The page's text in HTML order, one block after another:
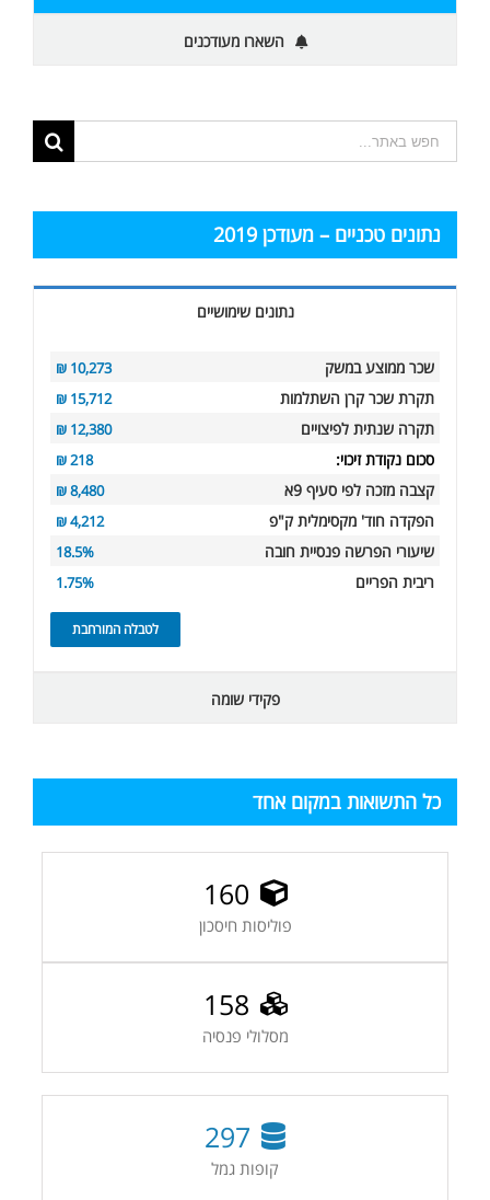
השארו מעודכנים
תוצאות
החיפוש
נתונים טכניים – מעודכן 2019
נתונים שימושיים
שכר ממוצע במשק 10,273 ₪
תקרת שכר קרן השתלמות 15,712 ₪
תקרה שנתית לפיצויים 12,380 ₪
סכום נקודת זיכוי: 218 ₪
קצבה מזכה לפי סעיף 9א 8,480 ₪
הפקדה חוד' מקסימלית ק"פ 4,212 ₪
שיעורי הפרשה פנסיית חובה 18.5%
ריבית הפריים 1.75%
לטבלה המורחבת
פקידי שומה
כל התשואות במקום אחד
160
פוליסות חיסכון
158
מסלולי פנסיה
297
קופות גמל